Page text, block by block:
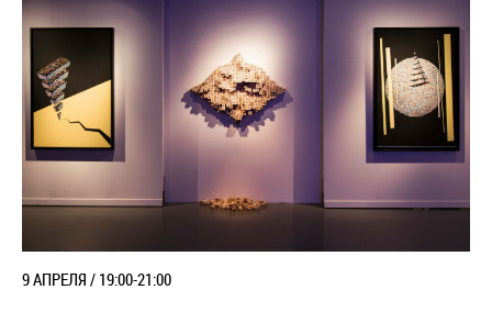
9 АПРЕЛЯ / 19:00-21:00